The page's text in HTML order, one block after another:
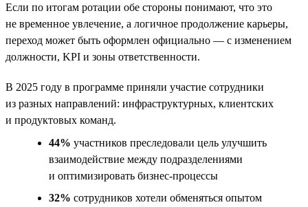
Если по итогам ротации обе стороны понимают, что это
не временное увлечение, а логичное продолжение карьеры,
переход может быть оформлен официально — с изменением
должности, KPI и зоны ответственности.
В 2025 году в программе приняли участие сотрудники
из разных направлений: инфраструктурных, клиентских
и продуктовых команд.
44% участников преследовали цель улучшить
взаимодействие между подразделениями
и оптимизировать бизнес-процессы
32% сотрудников хотели обменяться опытом